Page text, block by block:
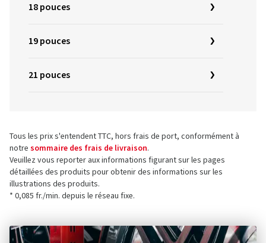
18 pouces
19 pouces
21 pouces
Tous les prix s'entendent TTC, hors frais de port, conformément à
notre sommaire des frais de livraison.
Veuillez vous reporter aux informations figurant sur les pages
détaillées des produits pour obtenir des informations sur les
illustrations des produits.
* 0,085 fr./min. depuis le réseau fixe.